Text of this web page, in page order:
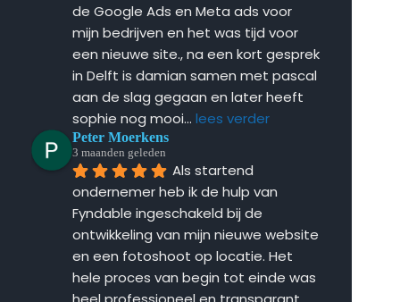
de Google Ads en Meta ads voor
mijn bedrijven en het was tijd voor
een nieuwe site., na een kort gesprek
in Delft is damian samen met pascal
aan de slag gegaan en later heeft
sophie nog mooi... lees verder
Peter Moerkens
3 maanden geleden
Als startend
ondernemer heb ik de hulp van
Fyndable ingeschakeld bij de
ontwikkeling van mijn nieuwe website
en een fotoshoot op locatie. Het
hele proces van begin tot einde was